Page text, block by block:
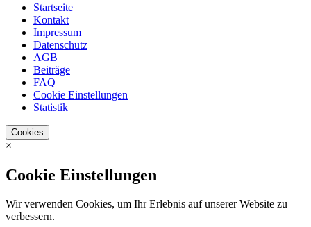
Startseite
Kontakt
Impressum
Datenschutz
AGB
Beiträge
FAQ
Cookie Einstellungen
Statistik
Cookies
×
Cookie Einstellungen
Wir verwenden Cookies, um Ihr Erlebnis auf unserer Website zu
verbessern.